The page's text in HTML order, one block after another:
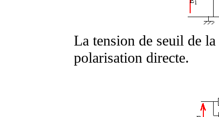
La tension de seuil de
polarisation directe.